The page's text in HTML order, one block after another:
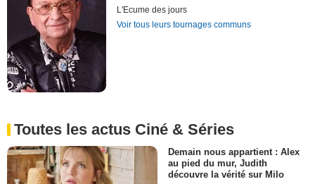
L'Ecume des jours
Voir tous leurs tournages communs
Toutes les actus Ciné & Séries
Demain nous appartient : Alex
au pied du mur, Judith
découvre la vérité sur Milo